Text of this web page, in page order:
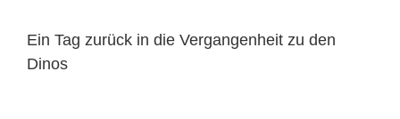
Ein Tag zurück in die Vergangenheit zu den
Dinos